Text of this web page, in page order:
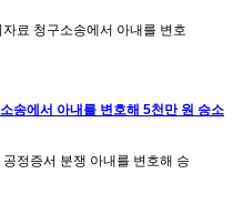
송에서 아내를 변호해 5천만 원 승소